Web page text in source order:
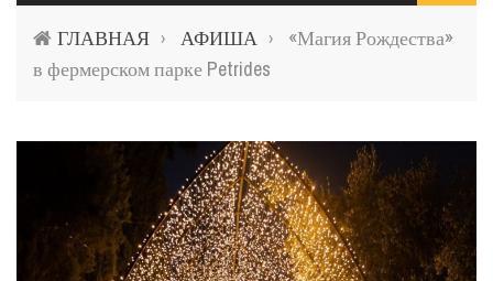
ГЛАВНАЯ › АФИША ›
«Магия Рождества»
в фермерском парке Petrides